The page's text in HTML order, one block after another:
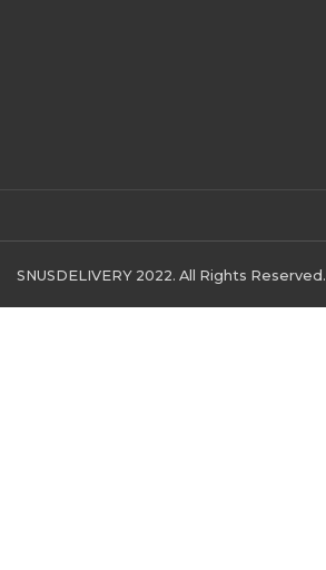
SNUSDELIVERY 2022. All Rights Reserved.